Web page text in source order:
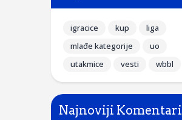
igracice kup
liga
mlađe kategorije
uo
utakmice
vesti wbbl
Najnoviji Komentari